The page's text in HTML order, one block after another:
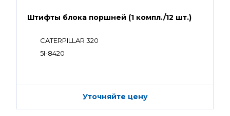
Штифты блока поршней (1 компл./12 шт.)
CATERPILLAR 320
5I-8420
Уточняйте цену